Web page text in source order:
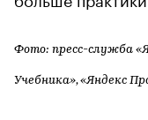
Фото: пресс-служба
Учебника», «Яндекс